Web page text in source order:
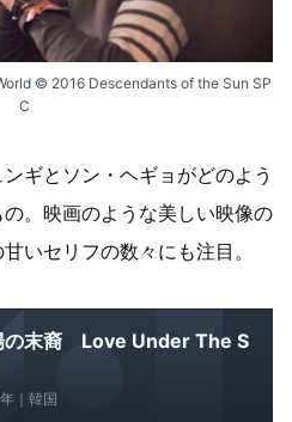
© 2016 Descendants of the Sun SP
C
ギとソン・ヘギョがどのよう
。映画のような美しい映像の
いセリフの数々にも注目。
の末裔 Love Under The S
｜韓国